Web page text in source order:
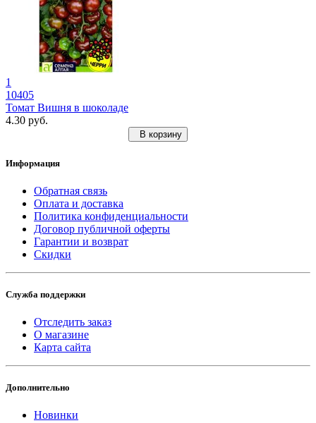
1
10405
Томат Вишня в шоколаде
4.30 руб.
В корзину
Информация
Обратная связь
Оплата и доставка
Политика конфиденциальности
Договор публичной оферты
Гарантии и возврат
Скидки
Служба поддержки
Отследить заказ
О магазине
Карта сайта
Дополнительно
Новинки